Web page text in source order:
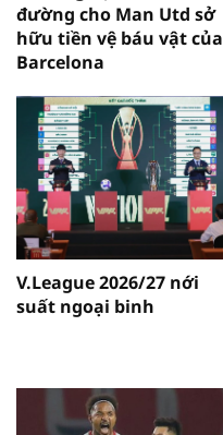
đường cho Man Utd sở
hữu tiền vệ báu vật của
Barcelona
V.League 2026/27 nới
suất ngoại binh